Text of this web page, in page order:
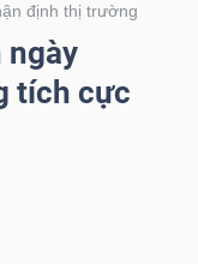
định thị trường
ngày
tích cực